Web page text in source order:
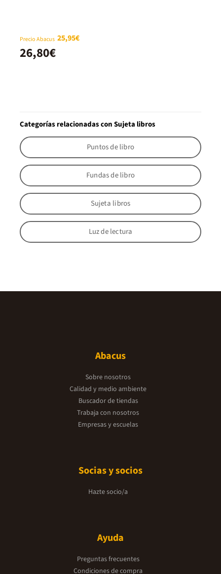
Precio Abacus 25,95€
26,80€
Categorías relacionadas con Sujeta libros
Puntos de libro
Fundas de libro
Sujeta libros
Luz de lectura
Abacus
Sobre nosotros
Calidad y medio ambiente
Buscador de tiendas
Trabaja con nosotros
Empresas y escuelas
Socias y socios
Hazte socio/a
Ayuda
Preguntas frecuentes
Condiciones de compra